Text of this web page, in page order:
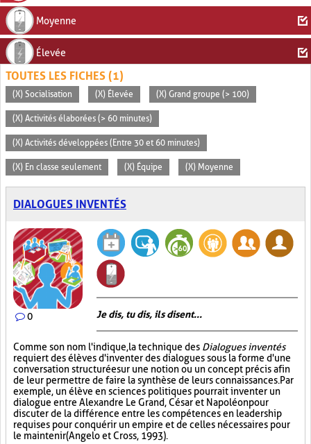
Moyenne
Élevée
TOUTES LES FICHES (1)
(X) Socialisation (X) Élevée (X) Grand groupe (> 100)
(X) Activités élaborées (> 60 minutes)
(X) Activités développées (Entre 30 et 60 minutes)
(X) En classe seulement (X) Équipe (X) Moyenne
DIALOGUES INVENTÉS
0 Je dis, tu dis, ils disent...
Comme son nom l'indique, la technique des Dialogues inventés
requiert des élèves d'inventer des dialogues sous la forme d'une
conversation structurée sur une notion ou un concept précis afin
de leur permettre de faire la synthèse de leurs connaissances. Par
exemple, un élève en sciences politiques pourrait inventer un
dialogue entre Alexandre Le Grand, César et Napoléon pour
discuter de la différence entre les compétences en leadership
requises pour conquérir un empire et de celles nécessaires pour
le maintenir (Angelo et Cross, 1993).